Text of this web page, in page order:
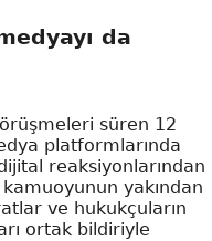
da
süren 12
platformlarında
reaksiyonlarından
yakından
ve hukukçuların
ortak bildiriyle